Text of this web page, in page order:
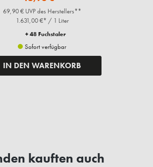
69,90 € UVP des Herstellers**
1.631,00 €* / 1 Liter
+ 48 Fuchstaler
Sofort verfügbar
IN DEN WARENKORB
kauften auch